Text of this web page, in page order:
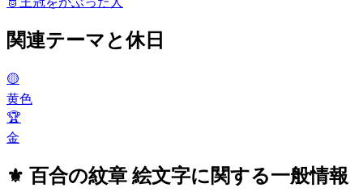
関連テーマと休日
🟡
黄色
🏆
金
⚜️ 百合の紋章 絵文字に関する一般情報